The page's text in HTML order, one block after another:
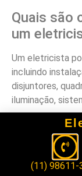
Quais são
um
Um eletricista
incluindo
disjuntores,
iluminação,
Por que
Contratar um
(11) 98611-